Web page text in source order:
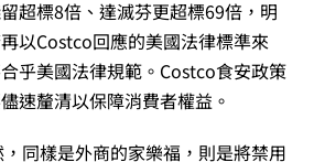
超標8倍、達滅芬更超標69倍，明
以Costco回應的美國法律標準來
乎美國法律規範。Costco食安政策
速釐清以保障消費者權益。
同樣是外商的家樂福，則是將禁用